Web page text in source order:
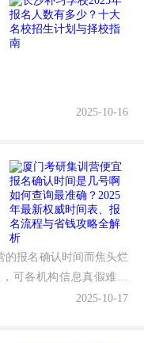
2025-10-16
的报名确认时间而焦头烂
可各机构信息真假难辨
是几号啊？如何避免...
2025-10-17